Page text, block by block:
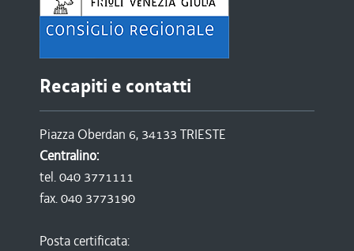
Recapiti e contatti
Piazza Oberdan 6, 34133 TRIESTE
Centralino:
tel. 040 3771111
fax. 040 3773190
Posta certificata: